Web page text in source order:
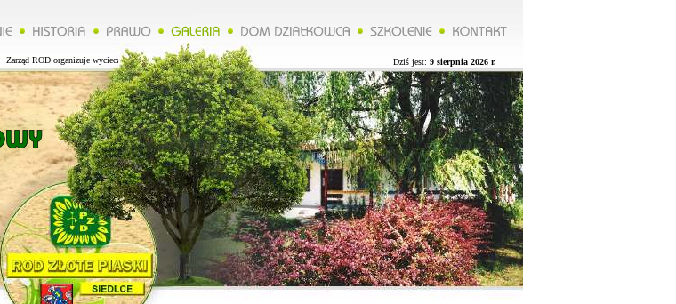
Zarząd ROD organizuje wycieczkę do Lublina więcej na naszej stronie.**********Zarząd ROD organizuje wycieczkę do Lublina więcej na naszej stronie.**********Zarząd ROD
Dziś jest: 9 sierpnia 2026 r.